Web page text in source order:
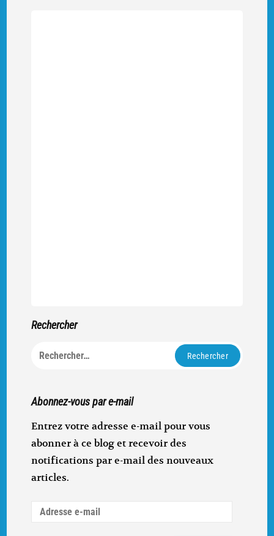
Rechercher
Rechercher :
Abonnez-vous par e-mail
Entrez votre adresse e-mail pour vous
abonner à ce blog et recevoir des
notifications par e-mail des nouveaux
articles.
Adresse